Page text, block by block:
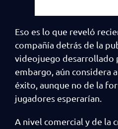
Eso es lo que reveló
compañía detrás de la
videojuego desarrollado
embargo, aún considera
éxito, aunque no de la
jugadores esperarían.
A nivel comercial y de la